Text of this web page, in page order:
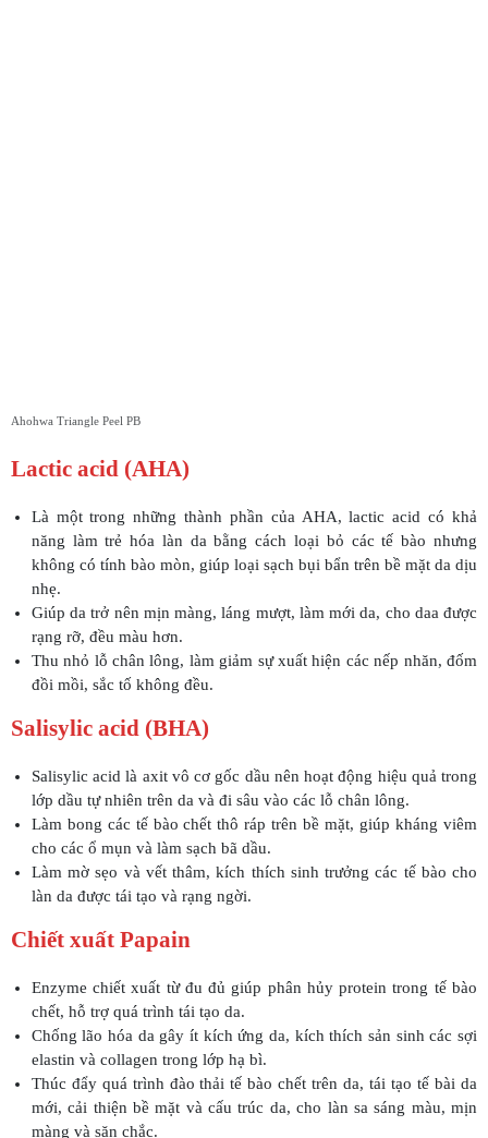
Ahohwa Triangle Peel PB
Lactic acid (AHA)
Là một trong những thành phần của AHA, lactic acid có khả
năng làm trẻ hóa làn da bằng cách loại bỏ các tế bào nhưng
không có tính bào mòn, giúp loại sạch bụi bẩn trên bề mặt da dịu
nhẹ.
Giúp da trở nên mịn màng, láng mượt, làm mới da, cho daa được
rạng rỡ, đều màu hơn.
Thu nhỏ lỗ chân lông, làm giảm sự xuất hiện các nếp nhăn, đốm
đồi mồi, sắc tố không đều.
Salisylic acid (BHA)
Salisylic acid là axit vô cơ gốc dầu nên hoạt động hiệu quả trong
lớp dầu tự nhiên trên da và đi sâu vào các lỗ chân lông.
Làm bong các tế bào chết thô ráp trên bề mặt, giúp kháng viêm
cho các ổ mụn và làm sạch bã dầu.
Làm mờ sẹo và vết thâm, kích thích sinh trưởng các tế bào cho
làn da được tái tạo và rạng ngời.
Chiết xuất Papain
Enzyme chiết xuất từ đu đủ giúp phân hủy protein trong tế bào
chết, hỗ trợ quá trình tái tạo da.
Chống lão hóa da gây ít kích ứng da, kích thích sản sinh các sợi
elastin và collagen trong lớp hạ bì.
Thúc đẩy quá trình đào thải tế bào chết trên da, tái tạo tế bài da
mới, cải thiện bề mặt và cấu trúc da, cho làn sa sáng màu, mịn
màng và săn chắc.